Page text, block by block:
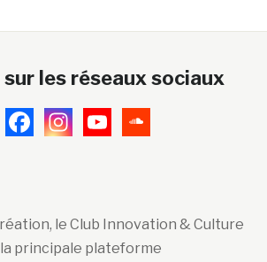
les réseaux sociaux
le Club Innovation & Culture
principale plateforme